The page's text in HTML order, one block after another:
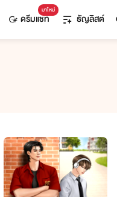
มาใหม่
ดรีมแชท ธัญลิสต์